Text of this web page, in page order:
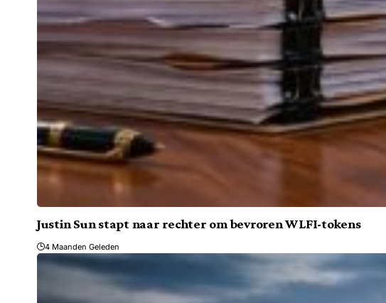
Justin Sun stapt naar rechter om bevroren WLFI-tokens
4 Maanden Geleden